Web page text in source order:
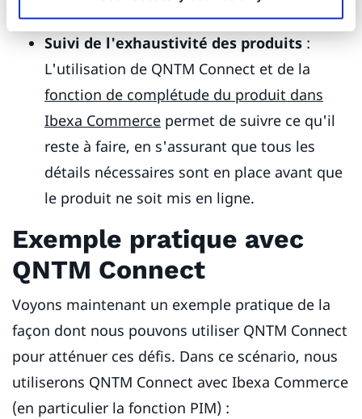
lorsque le temps est compté.
Suivi de l'exhaustivité des produits :
L'utilisation de QNTM Connect et de la
fonction de complétude du produit dans
Ibexa Commerce permet de suivre ce qu'il
reste à faire, en s'assurant que tous les
détails nécessaires sont en place avant que
le produit ne soit mis en ligne.
Exemple pratique avec
QNTM Connect
Voyons maintenant un exemple pratique de la
façon dont nous pouvons utiliser QNTM Connect
pour atténuer ces défis. Dans ce scénario, nous
utiliserons QNTM Connect avec Ibexa Commerce
(en particulier la fonction PIM) :